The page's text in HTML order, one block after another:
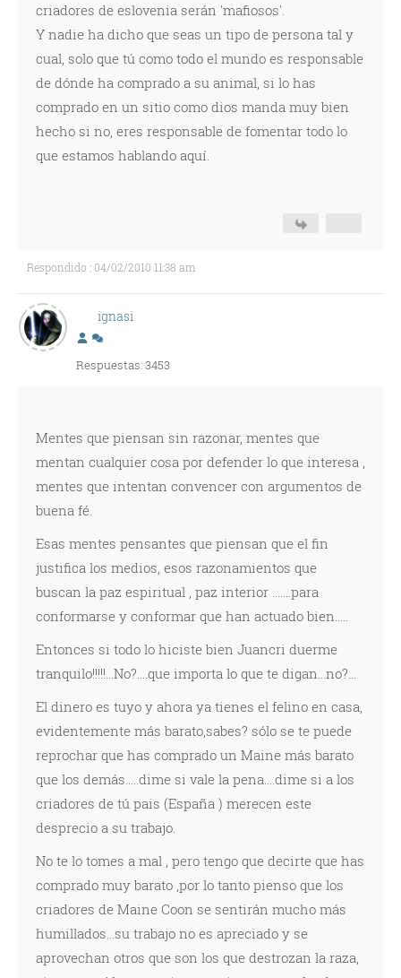
criadores de eslovenia serán 'mafiosos'.
Y nadie ha dicho que seas un tipo de persona tal y
cual, solo que tú como todo el mundo es responsable
de dónde ha comprado a su animal, si lo has
comprado en un sitio como dios manda muy bien
hecho si no, eres responsable de fomentar todo lo
que estamos hablando aquí.
Respondido : 04/02/2010 11:38 am
ignasi
Respuestas: 3453
Mentes que piensan sin razonar, mentes que
mentan cualquier cosa por defender lo que interesa ,
mentes que intentan convencer con argumentos de
buena fé.
Esas mentes pensantes que piensan que el fin
justifica los medios, esos razonamientos que
buscan la paz espiritual , paz interior .......para
conformarse y conformar que han actuado bien.....
Entonces si todo lo hiciste bien Juancri duerme
tranquilo!!!!!...No?....que importa lo que te digan...no?...
El dinero es tuyo y ahora ya tienes el felino en casa,
evidentemente más barato,sabes? sólo se te puede
reprochar que has comprado un Maine más barato
que los demás.....dime si vale la pena....dime si a los
criadores de tú pais (España ) merecen este
desprecio a su trabajo.
No te lo tomes a mal , pero tengo que decirte que has
comprado muy barato ,por lo tanto pienso que los
criadores de Maine Coon se sentirán mucho más
humillados...su trabajo no es apreciado y se
aprovechan otros que son los que destrozan la raza,